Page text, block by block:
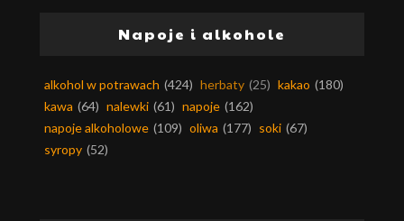
Napoje i alkohole
alkohol w potrawach (424) herbaty (25) kakao (180)
kawa (64) nalewki (61) napoje (162)
napoje alkoholowe (109) oliwa (177) soki (67)
syropy (52)